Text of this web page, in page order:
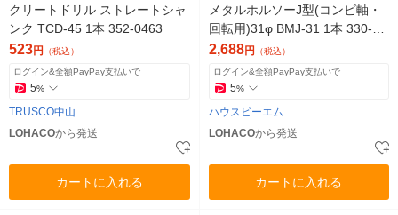
クリートドリル ストレートシャ
ンク TCD-45 1本 352-0463
523円 （税込）
ログイン&全額PayPay支払いで
5%
TRUSCO中山
LOHACOから発送
カートに入れる
メタルホルソーJ型(コンビ軸・
回転用)31φ BMJ-31 1本 330-73
87
2,688円 （税込）
ログイン&全額PayPay支払いで
5%
ハウスビーエム
LOHACOから発送
カートに入れる